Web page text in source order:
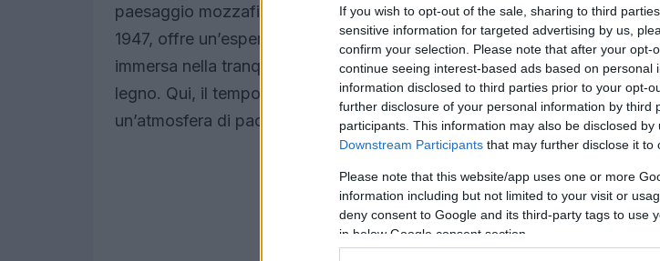
If you wish to opt-out of the sale, sharing to third
sensitive information for targeted advertising by us,
confirm your selection. Please note that after your opt-
continue seeing interest-based ads based on personal
information disclosed to third parties prior to your opt-
further disclosure of your personal information by third
participants. This information may also be disclosed
Downstream Participants that may further disclose it to
Please note that this website/app uses one or more
information including but not limited to your visit or
deny consent to Google and its third-party tags to use
in below Google consent section.
paesaggio mozzafiato e la sua atmosfera unica. La cittadina,
1947, offre un’esperienza di viaggio senza pari, lontana dal caos delle
immersa nella tranquillità delle sue strade acciottolate e dei caratteristici
legno. Qui, il tempo sembra essersi fermato, permettendo ai visitatori di
un’atmosfera di pace e serenità.